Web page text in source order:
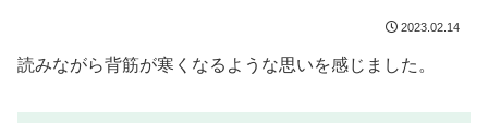
2023.02.14
読みながら背筋が寒くなるような思いを感じました。